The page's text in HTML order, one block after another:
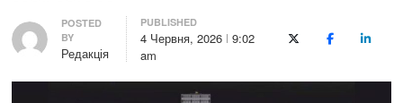
Author
POSTED
BY
Редакція
PUBLISHED
4 Червня, 2026 9:02
am
X (Twitter)Facebook